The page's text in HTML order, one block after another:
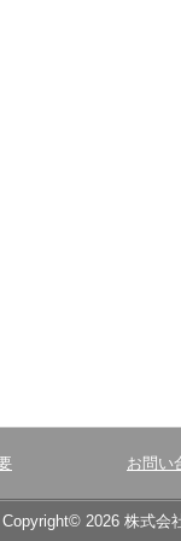
お問い
Copyright© 2026 株式会